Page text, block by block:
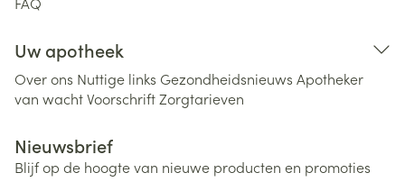
Uw apotheek
Over ons Nuttige links Gezondheidsnieuws Apotheker
van wachtVoorschriftZorgtarieven
Nieuwsbrief
Blijf op de hoogte van nieuwe producten en promoties